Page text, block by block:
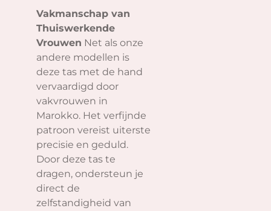
Vakmanschap van
Thuiswerkende
Vrouwen Net als onze
andere modellen is
deze tas met de hand
vervaardigd door
vakvrouwen in
Marokko. Het verfijnde
patroon vereist uiterste
precisie en geduld.
Door deze tas te
dragen, ondersteun je
direct de
zelfstandigheid van